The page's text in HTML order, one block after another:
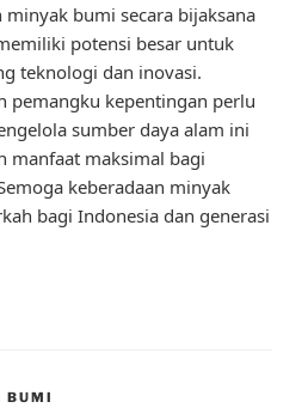
bumi secara bijaksana
potensi besar untuk
teknologi dan inovasi.
pemangku kepentingan perlu
sumber daya alam ini
manfaat maksimal bagi
keberadaan minyak
bagi Indonesia dan generasi
BUMI